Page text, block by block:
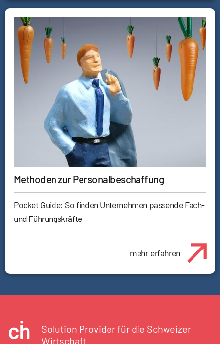
Methoden zur Personalbeschaffung
Pocket Guide: So finden Unternehmen passende Fach-
und Führungskräfte
mehr erfahren
Solution Provider für die Schweizer
Wirtschaft